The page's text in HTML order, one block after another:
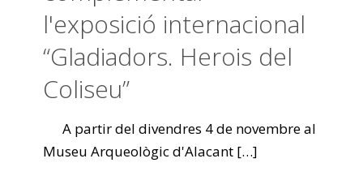
l'exposició internacional
“Gladiadors. Herois del
Coliseu”
A partir del divendres 4 de novembre al
Museu Arqueològic d'Alacant […]